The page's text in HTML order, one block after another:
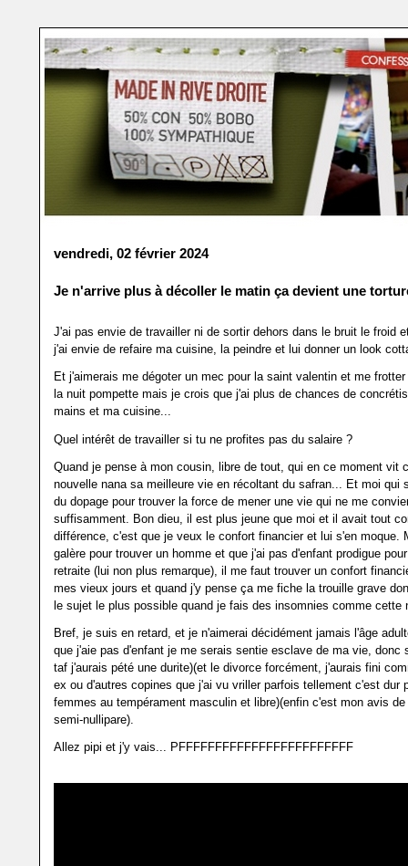
vendredi, 02 février 2024
Je n'arrive plus à décoller le matin ça devient une
J'ai pas envie de travailler ni de sortir dehors dans le bruit le froid
j'ai envie de refaire ma cuisine, la peindre et lui donner un look
Et j'aimerais me dégoter un mec pour la saint valentin et me
la nuit pompette mais je crois que j'ai plus de chances de
mains et ma cuisine...
Quel intérêt de travailler si tu ne profites pas du salaire ?
Quand je pense à mon cousin, libre de tout, qui en ce moment vit
nouvelle nana sa meilleure vie en récoltant du safran... Et moi qui
du dopage pour trouver la force de mener une vie qui ne me
suffisamment. Bon dieu, il est plus jeune que moi et il avait tout
différence, c'est que je veux le confort financier et lui s'en moque.
galère pour trouver un homme et que j'ai pas d'enfant prodigue
retraite (lui non plus remarque), il me faut trouver un confort
mes vieux jours et quand j'y pense ça me fiche la trouille grave
le sujet le plus possible quand je fais des insomnies comme cette
Bref, je suis en retard, et je n'aimerai décidément jamais l'âge
que j'aie pas d'enfant je me serais sentie esclave de ma vie, donc
taf j'aurais pété une durite)(et le divorce forcément, j'aurais fini
ex ou d'autres copines que j'ai vu vriller parfois tellement c'est dur
femmes au tempérament masculin et libre)(enfin c'est mon avis
semi-nullipare).
Allez pipi et j'y vais... PFFFFFFFFFFFFFFFFFFFFFFFF